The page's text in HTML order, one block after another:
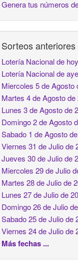
Genera tus números
Sorteos anteriores
Lotería Nacional de hoy
Lotería Nacional de
Miercoles 5 de Agosto
Martes 4 de Agosto de
Lunes 3 de Agosto de
Domingo 2 de Agosto
Sabado 1 de Agosto
Viernes 31 de Julio de
Jueves 30 de Julio de
Miercoles 29 de Julio
Martes 28 de Julio de
Lunes 27 de Julio de
Domingo 26 de Julio
Sabado 25 de Julio de
Viernes 24 de Julio de
Más fechas ...